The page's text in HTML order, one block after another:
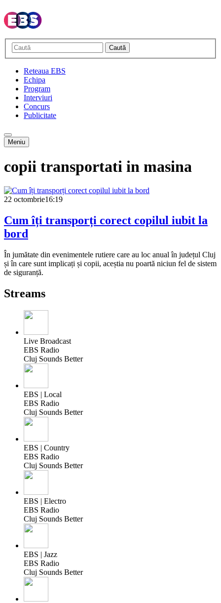
Caută
Reteaua EBS
Echipa
Program
Interviuri
Concurs
Publicitate
Meniu
copii transportati in masina
22 octombrie16:19
Cum îți transporți corect copilul iubit la
bord
În jumătate din evenimentele rutiere care au loc anual în județul Cluj
și în care sunt implicați și copii, aceștia nu poartă niciun fel de sistem
de siguranță.
Streams
Live Broadcast
EBS Radio
Cluj Sounds Better
EBS | Local
EBS Radio
Cluj Sounds Better
EBS | Country
EBS Radio
Cluj Sounds Better
EBS | Electro
EBS Radio
Cluj Sounds Better
EBS | Jazz
EBS Radio
Cluj Sounds Better